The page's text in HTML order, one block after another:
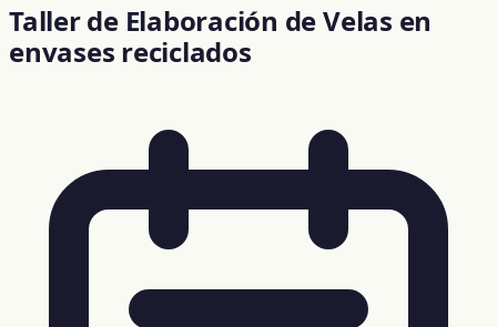
Taller de Elaboración de Velas en
envases reciclados